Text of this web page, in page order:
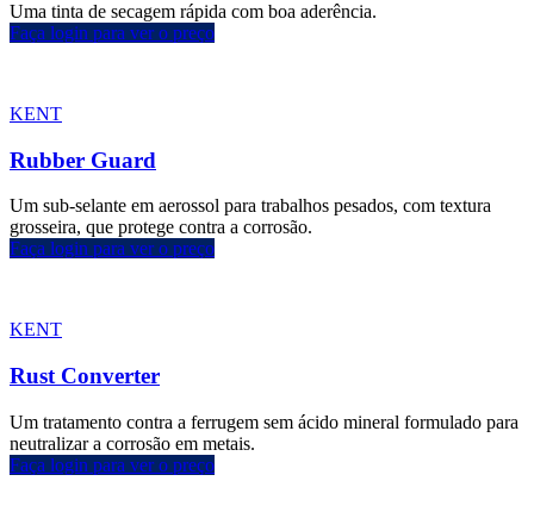
Uma tinta de secagem rápida com boa aderência.
Faça login para ver o preço
KENT
Rubber Guard
Um sub-selante em aerossol para trabalhos pesados, com textura
grosseira, que protege contra a corrosão.
Faça login para ver o preço
KENT
Rust Converter
Um tratamento contra a ferrugem sem ácido mineral formulado para
neutralizar a corrosão em metais.
Faça login para ver o preço